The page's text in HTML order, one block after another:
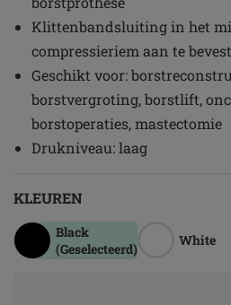
Klittenbandsluiting in het
compressieriem aan te
Geschikt voor:
borstvergroting, borstlift,
borstoperaties, mastectomie
Drukniveau: laag
KLEUREN
Black
(Geselecteerd)
White